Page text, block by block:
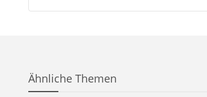
Ähnliche Themen